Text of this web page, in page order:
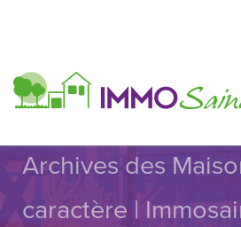
Archives des
caractère |